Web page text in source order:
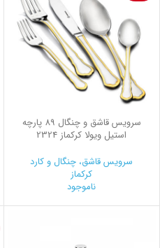
سرویس قاشق و چنگال 89 پارچه
استیل ویولا کرکماز 2324
سرویس قاشق، چنگال و کارد
کرکماز
ناموجود